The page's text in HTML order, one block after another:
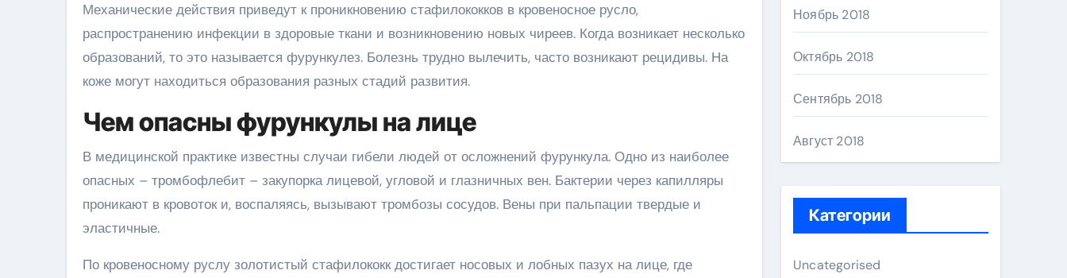
Механические действия приведут к проникновению стафилококков в кровеносное русло,
распространению инфекции в здоровые ткани и возникновению новых чиреев. Когда возникает несколько
образований, то это называется фурункулез. Болезнь трудно вылечить, часто возникают рецидивы. На
коже могут находиться образования разных стадий развития.
Чем опасны фурункулы на лице
В медицинской практике известны случаи гибели людей от осложнений фурункула. Одно из наиболее
опасных – тромбофлебит – закупорка лицевой, угловой и глазничных вен. Бактерии через капилляры
проникают в кровоток и, воспаляясь, вызывают тромбозы сосудов. Вены при пальпации твердые и
эластичные.
По кровеносному руслу золотистый стафилококк достигает носовых и лобных пазух на лице, где
Ноябрь 2018
Октябрь 2018
Сентябрь 2018
Август 2018
Категории
Uncategorised